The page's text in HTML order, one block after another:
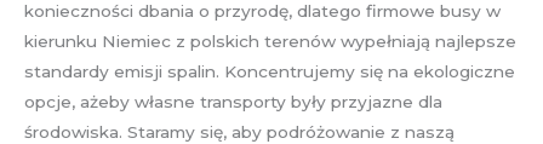
konieczności dbania o przyrodę, dlatego firmowe busy w
kierunku Niemiec z polskich terenów wypełniają najlepsze
standardy emisji spalin. Koncentrujemy się na ekologiczne
opcje, ażeby własne transporty były przyjazne dla
środowiska. Staramy się, aby podróżowanie z naszą